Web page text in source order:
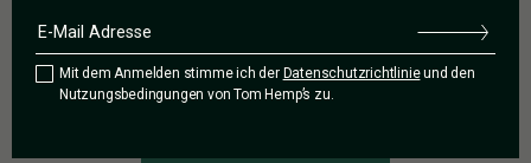
2 Sterne
0%
1 Stern
0%
Mit dem Anmelden stimme ich der Datenschutzrichtlinieund den
Nutzungsbedingungen von Tom Hemp’s zu.